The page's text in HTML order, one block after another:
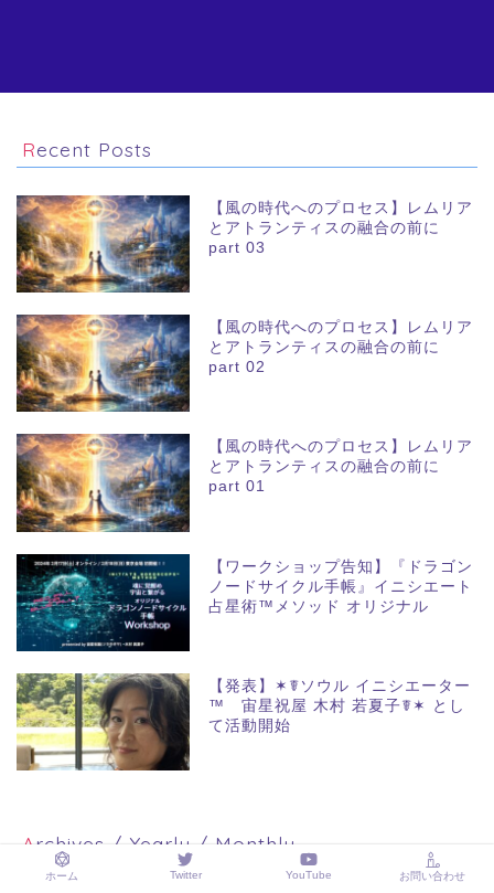
Recent Posts
【風の時代へのプロセス】レムリア
とアトランティスの融合の前に
part 03
【風の時代へのプロセス】レムリア
とアトランティスの融合の前に
part 02
【風の時代へのプロセス】レムリア
とアトランティスの融合の前に
part 01
【ワークショップ告知】『ドラゴン
ノードサイクル手帳』イニシエート
占星術™メソッド オリジナル
【発表】✶☤ソウル イニシエーター
™ 宙星祝屋 木村 若夏子☤✶ とし
て活動開始
Archives / Yearly / Monthly
ホーム Twitter YouTube お問い合わせ